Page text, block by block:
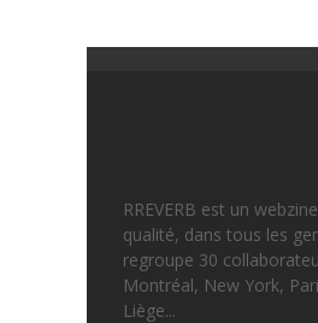
RREVERB est un
qualité, dans tous les
regroupe 30
Montréal, New York,
Liège...